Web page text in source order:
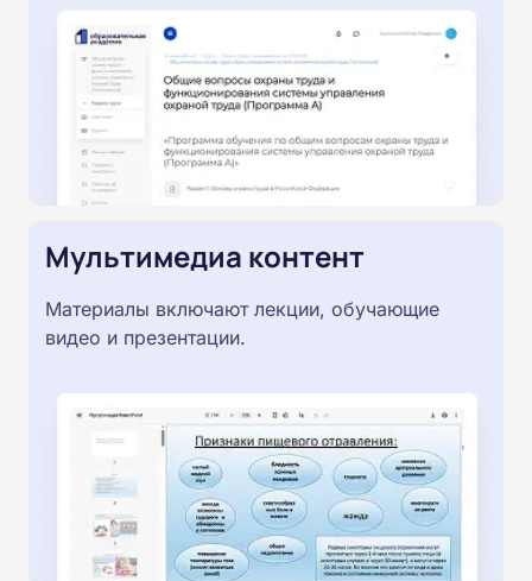
Мультимедиа контент
Материалы включают лекции, обучающие
видео и презентации.